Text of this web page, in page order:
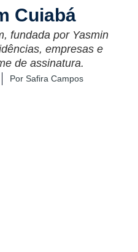
Cuiabá
fundada por Yasmin
empresas e
de assinatura.
Por Safira Campos